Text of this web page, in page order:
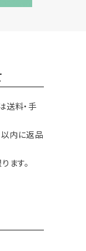
送料・手
内に返品
ます。